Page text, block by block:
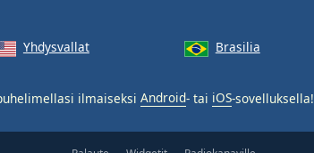
Yhdysvallat Brasilia
ilmaiseksi Android- tai iOS-sovelluksella!